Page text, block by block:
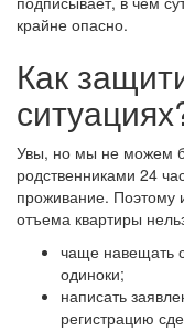
крайне опасно.
Как
Увы, но мы не можем
родственниками 24
проживание. Поэтому
отъема квартиры
чаще навещать
одиноки;
написать
регистрацию